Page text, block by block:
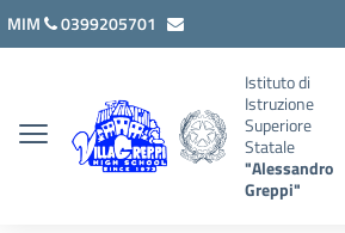
Vai ai contenuti
Vai al menu di navigazione
Vai al footer
MIM
0399205701
Istituto di
Istruzione
Superiore
Statale
"Alessandro
Greppi"